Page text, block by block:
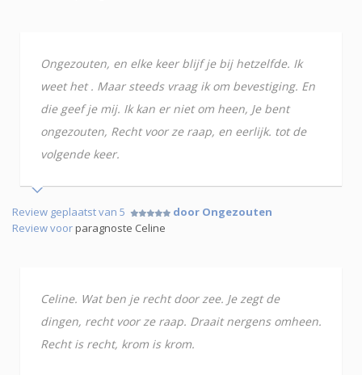
Ongezouten, en elke keer blijf je bij hetzelfde. Ik
weet het . Maar steeds vraag ik om bevestiging. En
die geef je mij. Ik kan er niet om heen, Je bent
ongezouten, Recht voor ze raap, en eerlijk. tot de
volgende keer.
Review geplaatst van 5
door Ongezouten
Review voorparagnoste Celine
Celine. Wat ben je recht door zee. Je zegt de
dingen, recht voor ze raap. Draait nergens omheen.
Recht is recht, krom is krom.